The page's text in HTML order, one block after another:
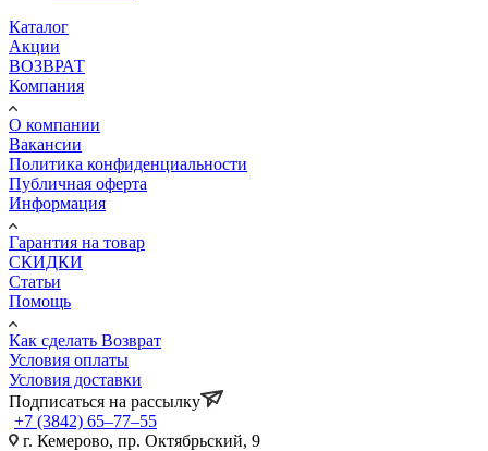
Каталог
Акции
ВОЗВРАТ
Компания
О компании
Вакансии
Политика конфиденциальности
Публичная оферта
Информация
Гарантия на товар
СКИДКИ
Статьи
Помощь
Как сделать Возврат
Условия оплаты
Условия доставки
Подписаться на рассылку
+7 (3842) 65–77–55
г. Кемерово, пр. Октябрьский, 9